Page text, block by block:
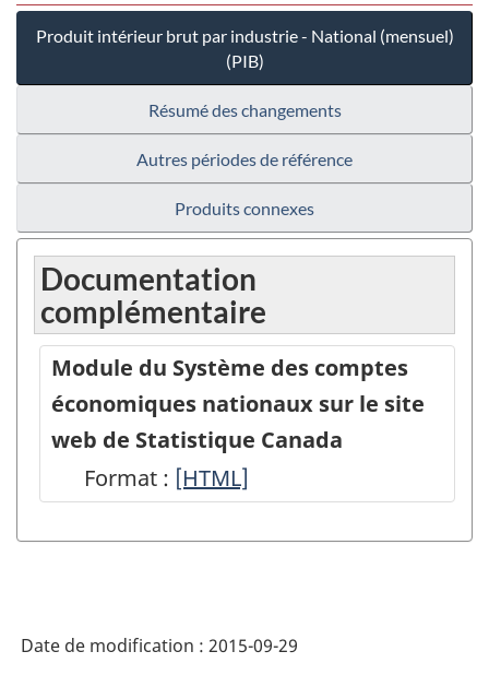
Produit intérieur brut par industrie - National (mensuel)
(PIB)
Résumé des changements
Autres périodes de référence
Produits connexes
Documentation
complémentaire
Module du Système des comptes
économiques nationaux sur le site
web de Statistique Canada
Format : Module
Système
économiques
[HTML]
Date de modification : 2015-09-29